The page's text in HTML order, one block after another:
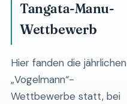
Tangata-Manu-
Wettbewerb
Hier fanden die jährlichen
„Vogelmann“-
Wettbewerbe statt, bei